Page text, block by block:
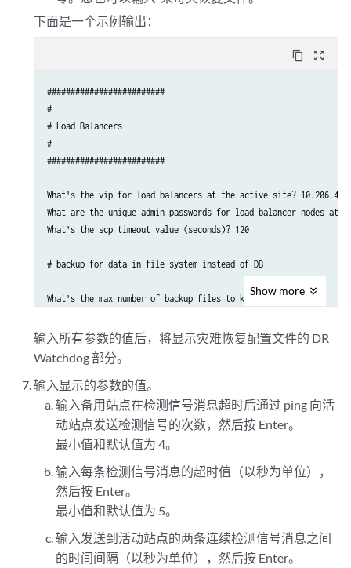
下面是一个示例输出：
content_copy zoom_out_map
#########################
#
# Load Balancers
#
#########################
What's the vip for load balancers at the active site?
What are the unique admin passwords for load balancer nodes at
What's the scp timeout value (seconds)? 120
# backup for data in file system instead of DB
What's the max number of backup files to keep? 3
What are the days of the week to run file backup (0-6)?
# restore for data in file system instead of DB
What are the times of the day to poll files from the active site
Show more
输入所有参数的值后，将显示灾难恢复配置文件的 DR
Watchdog 部分。
输入显示的参数的值。
输入备用站点在检测信号消息超时后通过 ping 向活
动站点发送检测信号的次数，然后按 Enter。
最小值和默认值为 4。
输入每条检测信号消息的超时值（以秒为单位），
然后按 Enter。
最小值和默认值为 5。
输入发送到活动站点的两条连续检测信号消息之间
的时间间隔（以秒为单位），然后按 Enter。